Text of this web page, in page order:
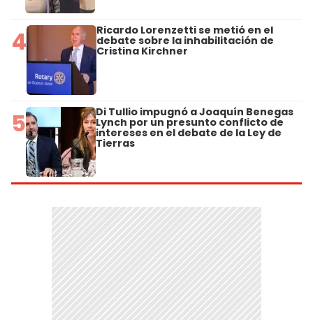
4 Ricardo Lorenzetti se metió en el
debate sobre la inhabilitación de
Cristina Kirchner
5 Di Tullio impugnó a Joaquín Benegas
Lynch por un presunto conflicto de
intereses en el debate de la Ley de
Tierras